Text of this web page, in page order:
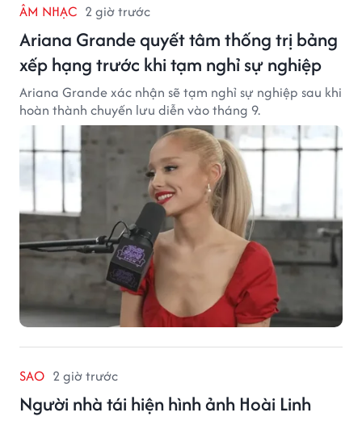
ÂM NHẠC 2 giờ trước
Ariana Grande quyết tâm thống trị bảng
xếp hạng trước khi tạm nghỉ sự nghiệp
Ariana Grande xác nhận sẽ tạm nghỉ sự nghiệp sau khi
hoàn thành chuyến lưu diễn vào tháng 9.
SAO 2 giờ trước
Người nhà tái hiện hình ảnh Hoài Linh